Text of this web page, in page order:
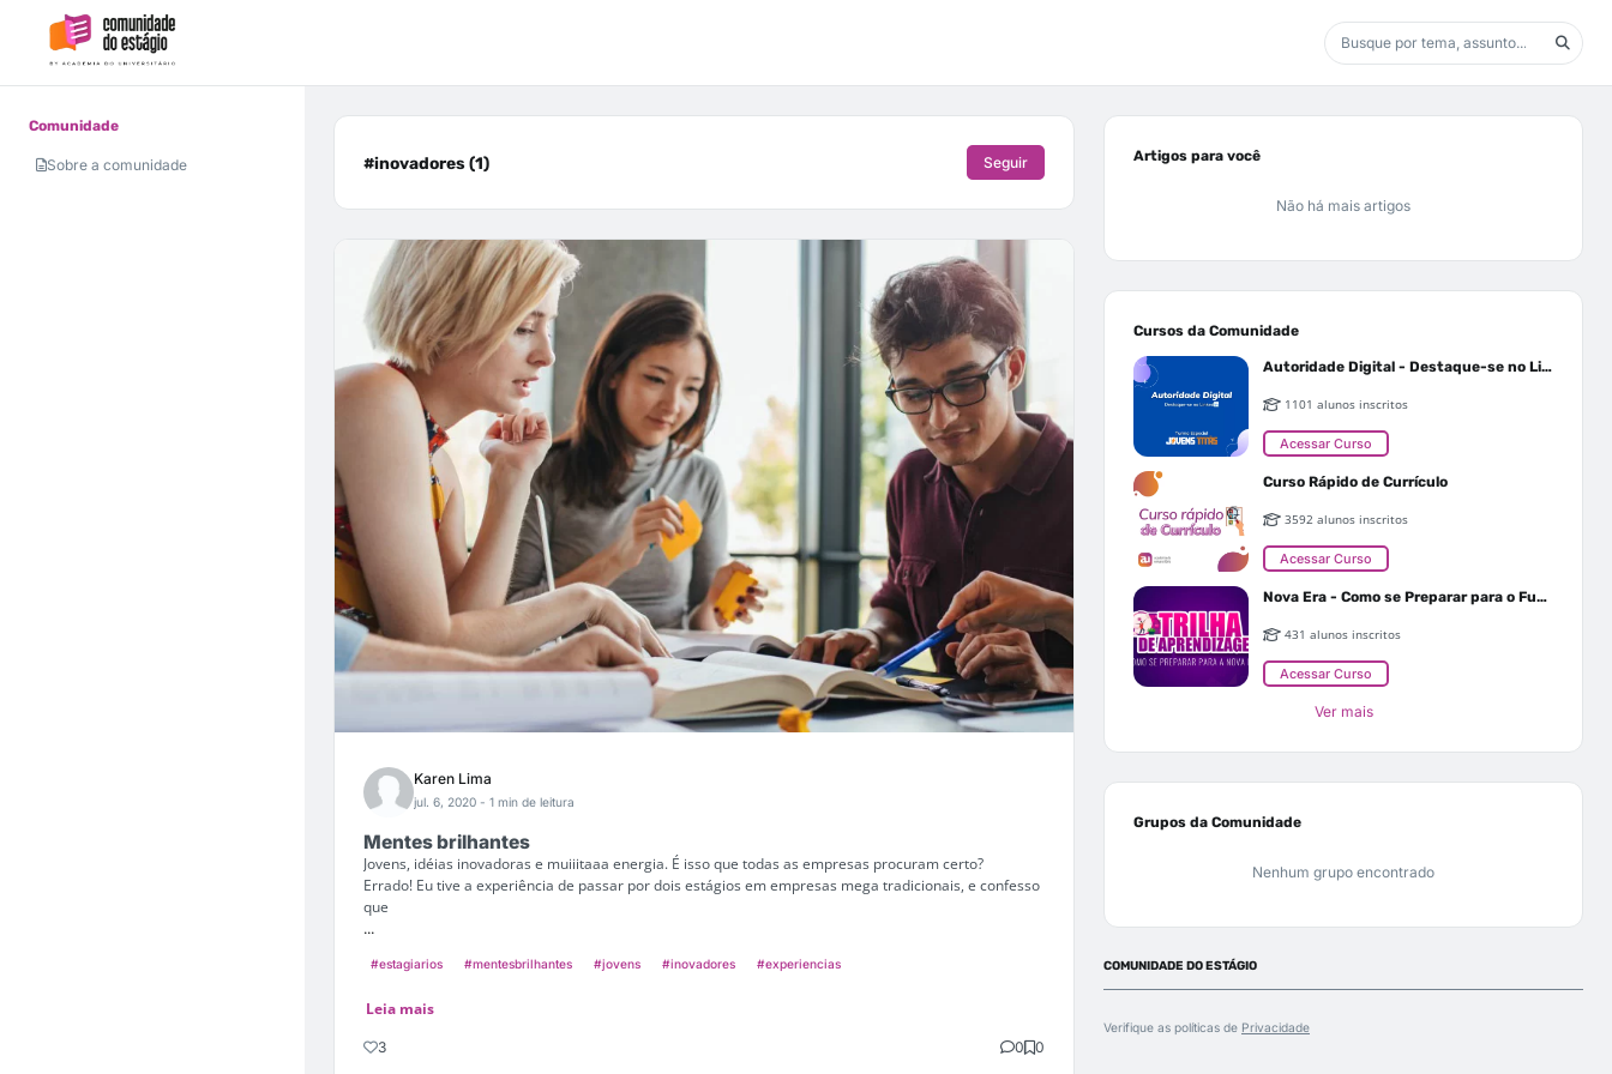
Comunidade
Sobre a comunidade #inovadores (1) Seguir
Karen Lima
jul. 6, 2020 - 1 min de leitura
Mentes brilhantes
Jovens, idéias inovadoras e muiiitaaa energia. É isso que todas as empresas procuram certo?
Errado! Eu tive a experiência de passar por dois estágios em empresas mega tradicionais, e confesso
que
...
#estagiarios #mentesbrilhantes #jovens #inovadores #experiencias
Leia mais
3 0 0
Artigos para você
Não há mais artigos
Cursos da Comunidade
Autoridade Digital - Destaque-se no Linkedin
1101 alunos inscritos
Acessar Curso
Curso Rápido de Currículo
3592 alunos inscritos
Acessar Curso
Nova Era - Como se Preparar para o Futuro
431 alunos inscritos
Acessar Curso
Ver mais
Grupos da Comunidade
Nenhum grupo encontrado
COMUNIDADE DO ESTÁGIO
Verifique as políticas de Privacidade